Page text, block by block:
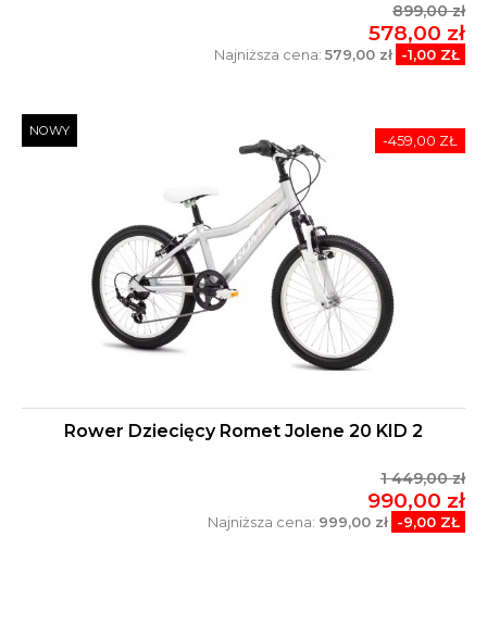
899,00 zł
578,00 zł
Najniższa cena: 579,00 zł -1,00 ZŁ
Rower Dziecięcy Romet Jolene 20 KID 2
1 449,00 zł
990,00 zł
Najniższa cena: 999,00 zł -9,00 ZŁ
NOWY
-459,00 ZŁ